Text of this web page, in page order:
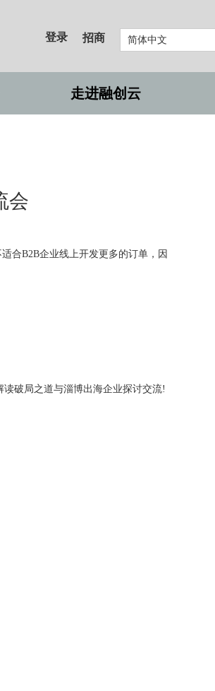
登录 招商 简体中文
走进融创云
会
合B2B企业线上开发更多的订单，因
破局之道与淄博出海企业探讨交流!